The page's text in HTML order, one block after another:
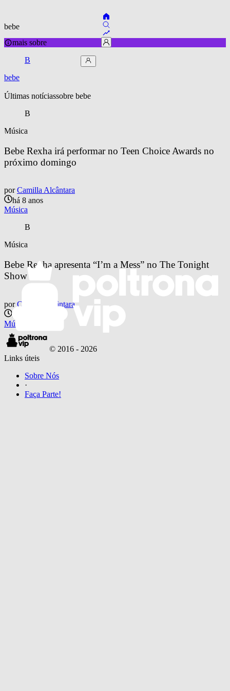
bebe
mais sobre
B
bebe
Últimas notíciassobre bebe
B
Música
Bebe Rexha irá performar no Teen Choice Awards no
próximo domingo
por Camilla Alcântara
há 8 anos
Música
B
Música
Bebe Rexha apresenta “I’m a Mess” no The Tonight
Show
por Camilla Alcântara
Música
© 2016 - 2026
Links úteis
Sobre Nós
·
Faça Parte!